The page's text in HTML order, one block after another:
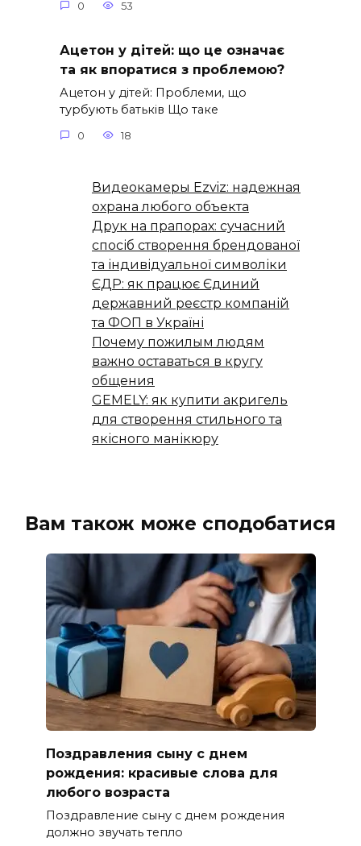
0 53
Ацетон у дітей: що це означає
та як впоратися з проблемою?
Ацетон у дітей: Проблеми, що
турбують батьків Що таке
0 18
Видеокамеры Ezviz: надежная
охрана любого объекта
Друк на прапорах: сучасний
спосіб створення брендованої
та індивідуальної символіки
ЄДР: як працює Єдиний
державний реєстр компаній
та ФОП в Україні
Почему пожилым людям
важно оставаться в кругу
общения
GEMELY: як купити акригель
для створення стильного та
якісного манікюру
Вам також може сподобатися
Поздравления сыну с днем
рождения: красивые слова для
любого возраста
Поздравление сыну с днем рождения
должно звучать тепло